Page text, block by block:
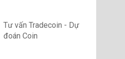
Tư vấn Tradecoin - Dự
đoán Coin